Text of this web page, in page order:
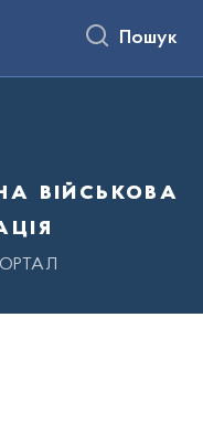
Пошук
військова